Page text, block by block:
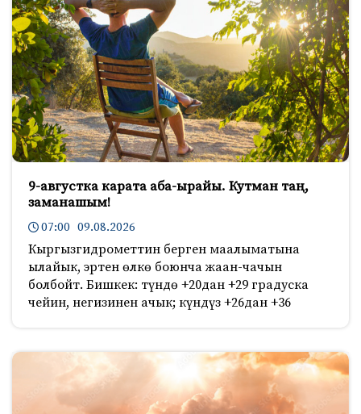
9-августка карата аба-ырайы. Кутман таң,
заманашым!
07:00 09.08.2026
Кыргызгидрометтин берген маалыматына
ылайык, эртен өлкө боюнча жаан-чачын
болбойт. Бишкек: түндө +20дан +29 градуска
чейин, негизинен ачык; күндүз +26дан +36